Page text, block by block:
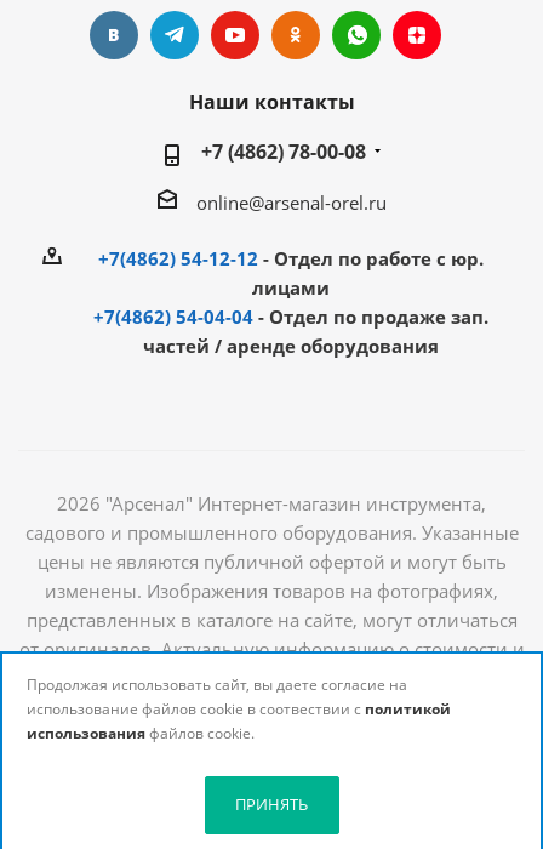
Наши контакты
+7 (4862) 78-00-08
online@arsenal-orel.ru
+7(4862) 54-12-12 - Отдел по работе с юр.
лицами
+7(4862) 54-04-04 - Отдел по продаже зап.
частей / аренде оборудования
2026 "Арсенал" Интернет-магазин инструмента,
садового и промышленного оборудования. Указанные
цены не являются публичной офертой и могут быть
изменены. Изображения товаров на фотографиях,
представленных в каталоге на сайте, могут отличаться
от оригиналов. Актуальную информацию о стоимости и
наличии товаров можно получить у наших
менеджеров
Продолжая использовать сайт, вы даете согласие на
использование файлов cookie в соотвествии с политикой
использованияфайлов cookie.
ПРИНЯТЬ